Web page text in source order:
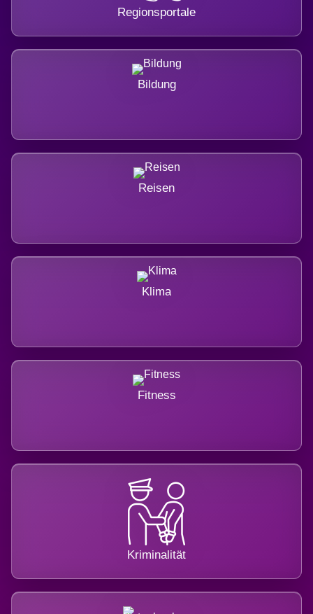
Regionsportale
Bildung
Reisen
Klima
Fitness
Kriminalität